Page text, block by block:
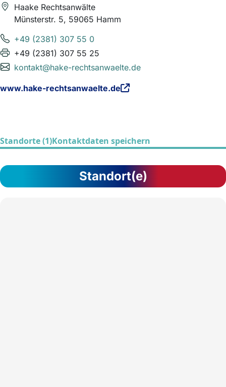
Haake Rechtsanwälte
Münsterstr. 5, 59065 Hamm
+49 (2381) 307 55 0
+49 (2381) 307 55 25
kontakt@hake-rechtsanwaelte.de
www.hake-rechtsanwaelte.de
Standorte (1)Kontaktdaten speichern
Standort(e)